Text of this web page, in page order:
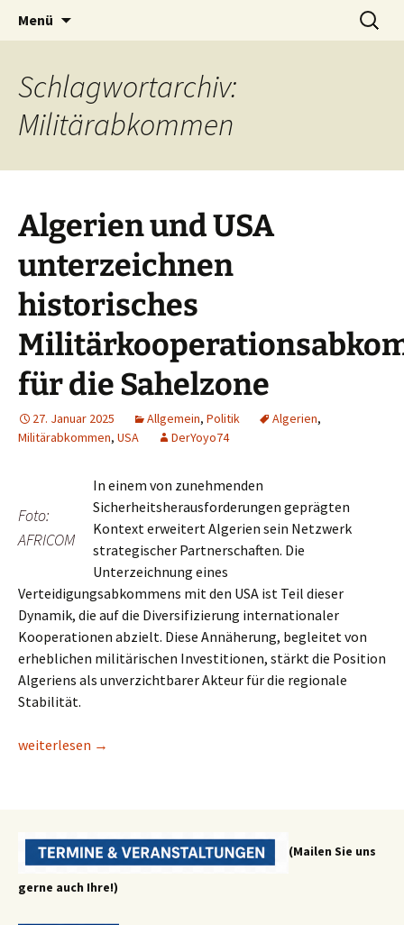
AFRICA live
Seit 1998: Aktuelles aus und mit Bezug zu
Afrika
Menü
Suchen
nach:
Schlagwortarchiv:
Militärabkommen
Algerien und USA
unterzeichnen
historisches
für die Sahelzone
27. Januar 2025 Allgemein, Politik Algerien,
Militärabkommen, USA DerYoyo74
Foto:
AFRICOM
In einem von zunehmenden
Sicherheitsherausforderungen geprägten
Kontext erweitert Algerien sein Netzwerk
strategischer Partnerschaften. Die
Unterzeichnung eines
Verteidigungsabkommens mit den USA ist Teil dieser
Dynamik, die auf die Diversifizierung internationaler
Kooperationen abzielt. Diese Annäherung, begleitet von
erheblichen militärischen Investitionen, stärkt die Position
Algeriens als unverzichtbarer Akteur für die regionale
Stabilität.
Algerien und USA unterzeichnen historisches
weiterlesen →
(Mailen Sie uns
gerne auch Ihre!)